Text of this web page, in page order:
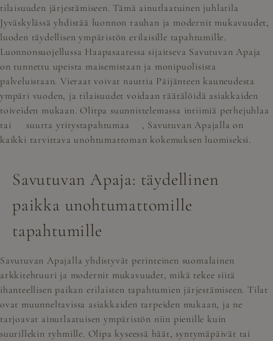
tilaisuuden järjestämiseen. Tämä ainutlaatuinen juhlatila
Jyväskylässä yhdistää luonnon rauhan ja modernit mukavuudet,
luoden täydellisen ympäristön erilaisille tapahtumille.
Luonnonsuojellussa Haapasaaressa sijaitseva Savutuvan Apaja
on tunnettu upeista maisemistaan ja monipuolisista
palveluistaan. Vieraat voivat nauttia Päijänteen kauneudesta
ympäri vuoden, ja tilaisuudet voidaan räätälöidä asiakkaiden
toiveiden mukaan. Olitpa suunnittelemassa intiimiä perhejuhlaa
tai
suurta yritystapahtumaa
, Savutuvan Apajalla on
kaikki tarvittava unohtumattoman kokemuksen luomiseksi.
Savutuvan Apaja: täydellinen
paikka unohtumattomille
tapahtumille
Savutuvan Apajalla yhdistyvät perinteinen suomalainen
arkkitehtuuri ja modernit mukavuudet, mikä tekee siitä
ihanteellisen paikan erilaisten tapahtumien järjestämiseen. Tilat
ovat muunneltavissa asiakkaiden tarpeiden mukaan, ja ne
tarjoavat ainutlaatuisen ympäristön niin pienille kuin
suurillekin ryhmille. Olipa kyseessä häät, syntymäpäivät tai